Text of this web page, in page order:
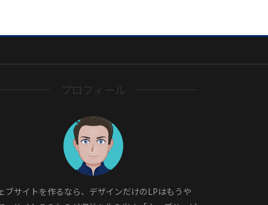
プロフィール
ブサイトを作るなら、デザインだけのLPはもうや